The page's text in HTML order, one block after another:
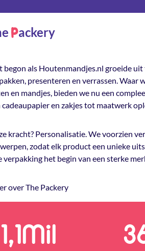
Packery
begon als Houtenmandjes.nl groeide
presenteren en verrassen. Waar
en mandjes, bieden we nu een
cadeaupapier en zakjes tot maatwerk
kracht? Personalisatie. We voorzien
zodat elk product een unieke
verpakking het begin van een sterke
over The Packery
1,5Mil